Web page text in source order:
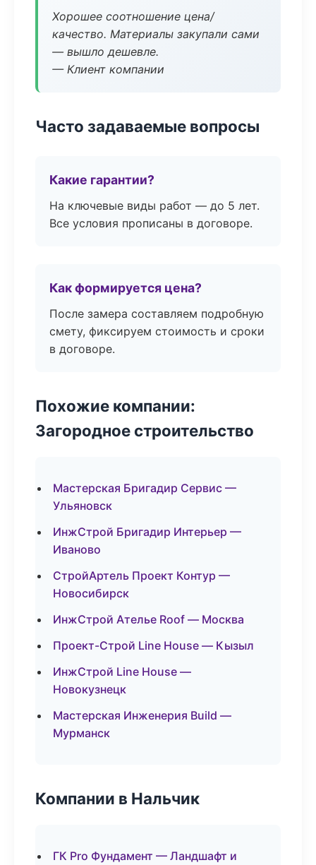
Хорошее соотношение цена/
качество. Материалы закупали сами
— вышло дешевле.
— Клиент компании
Часто задаваемые вопросы
Какие гарантии?
На ключевые виды работ — до 5 лет.
Все условия прописаны в договоре.
Как формируется цена?
После замера составляем подробную
смету, фиксируем стоимость и сроки
в договоре.
Похожие компании:
Загородное строительство
Мастерская Бригадир Сервис —
Ульяновск
ИнжСтрой Бригадир Интерьер —
Иваново
СтройАртель Проект Контур —
Новосибирск
ИнжСтрой Ателье Roof — Москва
Проект-Строй Line House — Кызыл
ИнжСтрой Line House —
Новокузнецк
Мастерская Инженерия Build —
Мурманск
Компании в Нальчик
ГК Pro Фундамент — Ландшафт и